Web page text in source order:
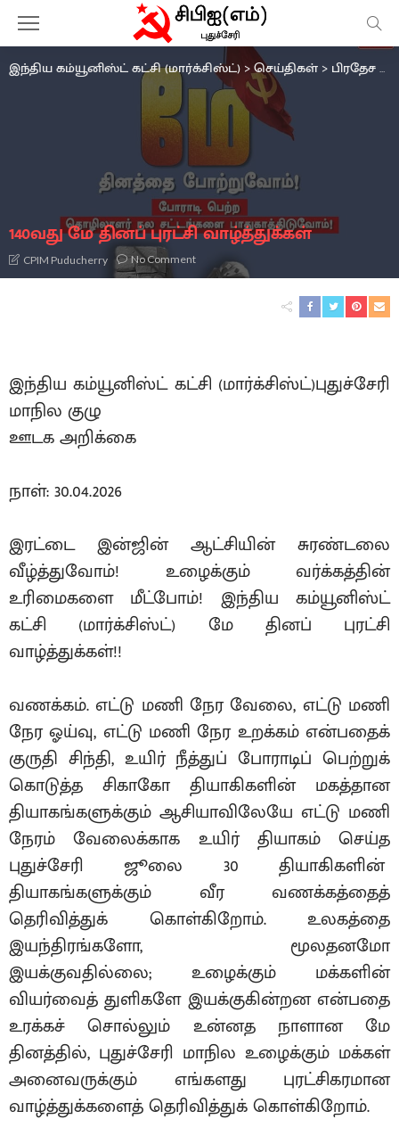
இந்திய கம்யூனிஸ்ட் கட்சி (மார்க்சிஸ்ட்) >செய்திகள் > பிரதேச செயற்குழு
140வது மே தினப் புரட்சி வாழ்த்துக்கள்
CPIM Puducherry No Comment
இந்திய கம்யூனிஸ்ட் கட்சி (மார்க்சிஸ்ட்)புதுச்சேரி
மாநில குழு
ஊடக அறிக்கை
நாள்: 30.04.2026
இரட்டை இன்ஜின் ஆட்சியின் சுரண்டலை
வீழ்த்துவோம்! உழைக்கும் வர்க்கத்தின்
உரிமைகளை மீட்போம்! இந்திய கம்யூனிஸ்ட்
கட்சி (மார்க்சிஸ்ட்) மே தினப் புரட்சி
வாழ்த்துக்கள்!!
வணக்கம். எட்டு மணி நேர வேலை, எட்டு மணி
நேர ஓய்வு, எட்டு மணி நேர உறக்கம் என்பதைக்
குருதி சிந்தி, உயிர் நீத்துப் போராடிப் பெற்றுக்
கொடுத்த சிகாகோ தியாகிகளின் மகத்தான
தியாகங்களுக்கும் ஆசியாவிலேயே எட்டு மணி
நேரம் வேலைக்காக உயிர் தியாகம் செய்த
புதுச்சேரி ஜூலை 30 தியாகிகளின்
தியாகங்களுக்கும் வீர வணக்கத்தைத்
தெரிவித்துக் கொள்கிறோம். உலகத்தை
இயந்திரங்களோ, மூலதனமோ
இயக்குவதில்லை; உழைக்கும் மக்களின்
வியர்வைத் துளிகளே இயக்குகின்றன என்பதை
உரக்கச் சொல்லும் உன்னத நாளான மே
தினத்தில், புதுச்சேரி மாநில உழைக்கும் மக்கள்
அனைவருக்கும் எங்களது புரட்சிகரமான
வாழ்த்துக்களைத் தெரிவித்துக் கொள்கிறோம்.